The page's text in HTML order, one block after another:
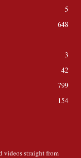
5
648
3
42
799
154
videos straight from